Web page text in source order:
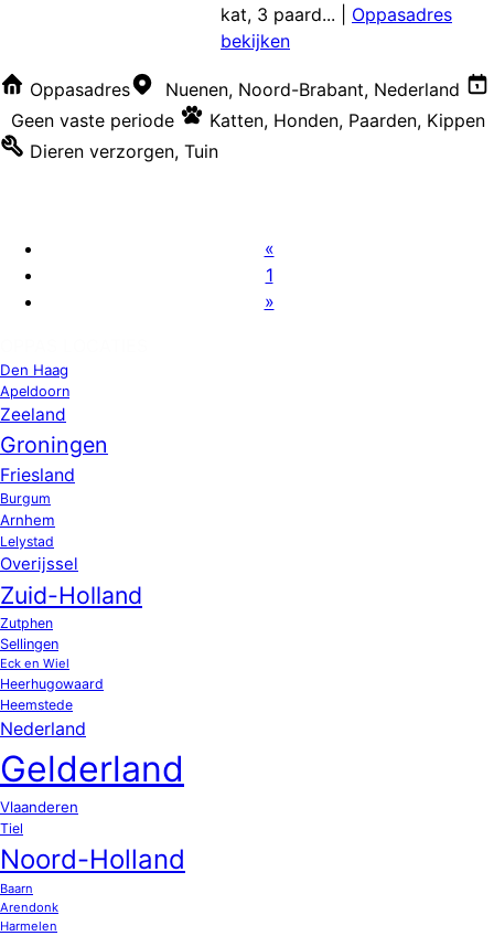
kat, 3 paard...
Oppasadres
bekijken
Oppasadres
Nuenen, Noord-Brabant, Nederland
Geen vaste periode
Katten, Honden, Paarden, Kippen
Dieren verzorgen, Tuin
«
1
»
Den Haag
Apeldoorn
Zeeland
Groningen
Friesland
Burgum
Arnhem
Lelystad
Overijssel
Zuid-Holland
Zutphen
Sellingen
Eck en Wiel
Heerhugowaard
Heemstede
Nederland
Gelderland
Vlaanderen
Tiel
Noord-Holland
Baarn
Arendonk
Harmelen